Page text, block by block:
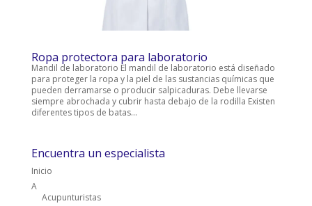
Ropa protectora para laboratorio
Mandil de laboratorio El mandil de laboratorio está diseñado
para proteger la ropa y la piel de las sustancias químicas que
pueden derramarse o producir salpicaduras. Debe llevarse
siempre abrochada y cubrir hasta debajo de la rodilla Existen
diferentes tipos de batas...
Encuentra un especialista
Inicio
A
Acupunturistas